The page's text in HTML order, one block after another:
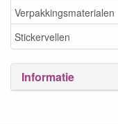
Verpakkingsmaterialen
Stickervellen
Informatie